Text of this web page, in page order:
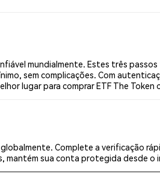
mundialmente. Estes três
sem complicações. Com
lugar para comprar ETF The Token
globalmente. Complete a verificação
mantém sua conta protegida desde